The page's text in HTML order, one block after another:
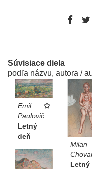
Súvisiace diela
podľa názvu, autora /
Emil
Paulovič
Letný
deň
Milan
Letný